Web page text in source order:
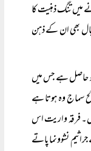
میں تنگ ذہنیت کا
بھی ان کے ذہن
حاصل ہے جس میں
سماج وہ ہوتا ہے
فرقہ واریت اس
نشوونما پاتے